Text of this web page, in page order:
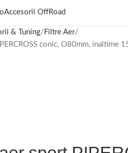
Accesorii OffRoad
& Tuning
Filtre Aer
conic, O80mm, inaltime